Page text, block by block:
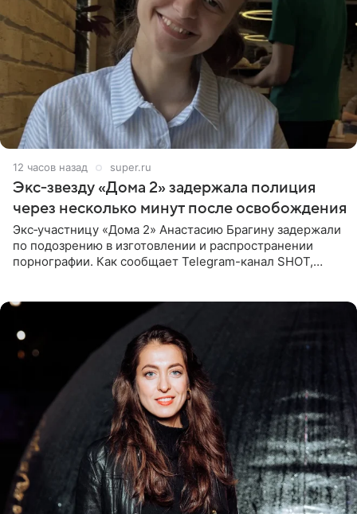
12 часов назад super.ru
Экс‑звезду «Дома 2» задержала полиция
через несколько минут после освобождения
Экс‑участницу «Дома 2» Анастасию Брагину задержали
по подозрению в изготовлении и распространении
порнографии. Как сообщает Telegram-канал SHOT,